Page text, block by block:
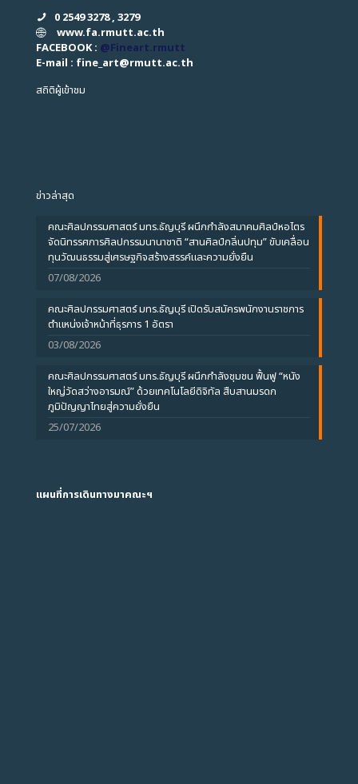
0 2549 3278 , 3279
www.fa.rmutt.ac.th
FACEBOOK : @Fineart.rmutt
E-mail : fine_art@rmutt.ac.th
สถิติผู้เข้าชม
ข่าวล่าสุด
คณะศิลปกรรมศาสตร์ มทร.ธัญบุรี ผนึกกำลังสมาคมศิลป์หอไตร
จัดนิทรรศการศิลปกรรมนานาชาติ “สานศิลป์กลิ่นปทุม” ขับเคลื่อน
ทุนวัฒนธรรมสู่เศรษฐกิจสร้างสรรค์และความยั่งยืน
07/08/2026
คณะศิลปกรรมศาสตร์ มทร.ธัญบุรี เปิดรับสมัครพนักงานราชการ
ตำแหน่งเจ้าหน้าที่ธุรการ 1 อัตรา
03/08/2026
คณะศิลปกรรมศาสตร์ มทร.ธัญบุรี ผนึกกำลังชุมชน ฟื้นฟู “หนัง
ใหญ่วัดสว่างอารมณ์” ด้วยเทคโนโลยีดิจิทัล สืบสานมรดก
ภูมิปัญญาไทยสู่ความยั่งยืน
25/07/2026
แผนที่การเดินทางมาคณะฯ